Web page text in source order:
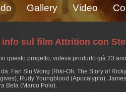
Gallery Video
sul film Attrition con
questo progetto, voleva produrlo già 23
da: Fan Siu Wong (Riki-Oh: The Story of
Rudy Youngblood (Apocalypto),
Bela (Marco Polo).